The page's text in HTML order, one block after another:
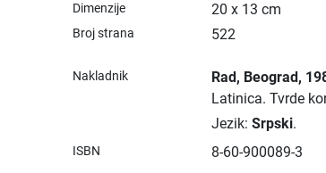
Dimenzije 20 x 13 cm
Broj strana 522
Nakladnik Rad, Beograd,
Latinica. Tvrde
Jezik: Srpski.
ISBN 8-60-900089-3